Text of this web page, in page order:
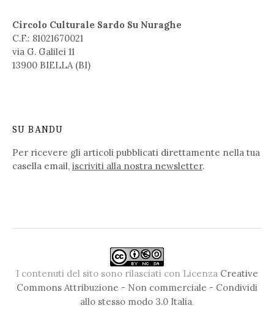
Circolo Culturale Sardo Su Nuraghe
C.F.: 81021670021
via G. Galilei 11
13900 BIELLA (BI)
SU BANDU
Per ricevere gli articoli pubblicati direttamente nella tua
casella email, iscriviti alla nostra newsletter.
I contenuti del sito sono rilasciati con Licenza Creative
Commons Attribuzione - Non commerciale - Condividi
allo stesso modo 3.0 Italia.